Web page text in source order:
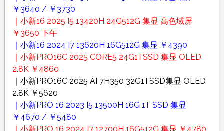
￥3640 / ￥3730
｜小新16 2025 I5 13420H 24G512G 集显 高色域屏
￥3650 下午
｜小新16 2024 I7 13620H 16G512G 集显 ￥4390
｜小新PRO16C 2025 CORE5 24G1TSSD 集显 OLED
2.8K ￥4860
｜小新PRO16C 2025 AI 7H350 32G1TSSD集显 OLED
2.8K ￥5620
｜小新PRO 16 2023 I5 13500H 16G 1T SSD 集显
￥4670 / ￥5480